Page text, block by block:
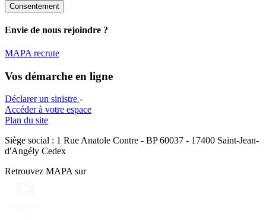
Consentement
Envie de nous rejoindre ?
MAPA recrute
Vos démarche en ligne
Déclarer un sinistre -
Accéder à votre espace
Plan du site
Siège social : 1 Rue Anatole Contre - BP 60037 - 17400 Saint-Jean-
d'Angély Cedex
Retrouvez MAPA sur